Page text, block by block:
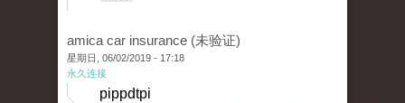
amica car insurance (未验证)
星期日, 06/02/2019 - 17:18
永久连接
pippdtpi